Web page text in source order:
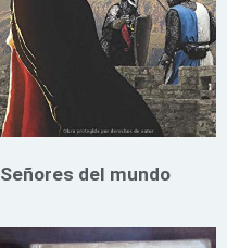
Señores del mundo